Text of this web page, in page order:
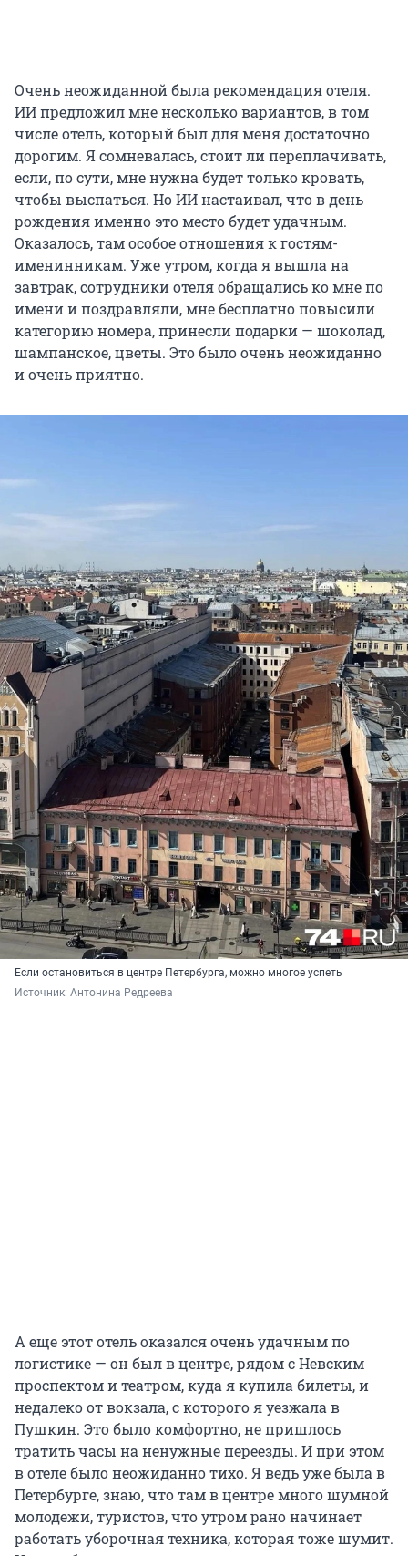
Очень неожиданной была рекомендация отеля.
ИИ предложил мне несколько вариантов, в том
числе отель, который был для меня достаточно
дорогим. Я сомневалась, стоит ли переплачивать,
если, по сути, мне нужна будет только кровать,
чтобы выспаться. Но ИИ настаивал, что в день
рождения именно это место будет удачным.
Оказалось, там особое отношения к гостям-
именинникам. Уже утром, когда я вышла на
завтрак, сотрудники отеля обращались ко мне по
имени и поздравляли, мне бесплатно повысили
категорию номера, принесли подарки — шоколад,
шампанское, цветы. Это было очень неожиданно
и очень приятно.
Если остановиться в центре Петербурга, можно многое успеть
Источник: Антонина Редреева
А еще этот отель оказался очень удачным по
логистике — он был в центре, рядом с Невским
проспектом и театром, куда я купила билеты, и
недалеко от вокзала, с которого я уезжала в
Пушкин. Это было комфортно, не пришлось
тратить часы на ненужные переезды. И при этом
в отеле было неожиданно тихо. Я ведь уже была в
Петербурге, знаю, что там в центре много шумной
молодежи, туристов, что утром рано начинает
работать уборочная техника, которая тоже шумит.